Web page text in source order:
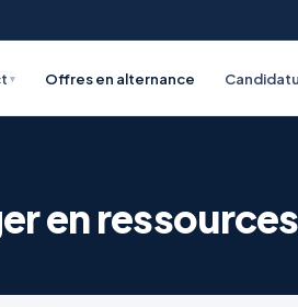
▾ Offres en alternance
en